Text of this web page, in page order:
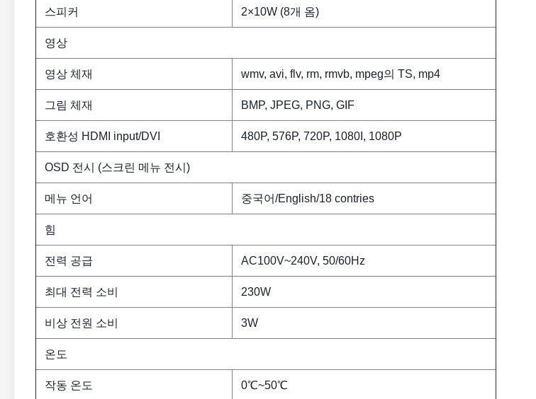
스피커 2×10W (8개 옴)
영상
영상 체재 wmv, avi, flv, rm, rmvb, mpeg의 TS, mp4
그림 체재 BMP, JPEG, PNG, GIF
호환성 HDMI input/DVI 480P, 576P, 720P, 1080I, 1080P
OSD 전시 (스크린 메뉴 전시)
메뉴 언어 중국어/English/18 contries
힘
전력 공급 AC100V~240V, 50/60Hz
최대 전력 소비 230W
비상 전원 소비 3W
온도
작동 온도 0℃~50℃